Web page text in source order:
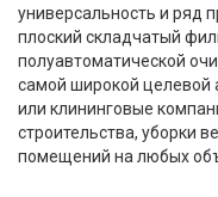
универсальность и ряд
плоский складчатый
полуавтоматической
самой широкой целевой
или клининговые
строительства, уборки
помещений на любых